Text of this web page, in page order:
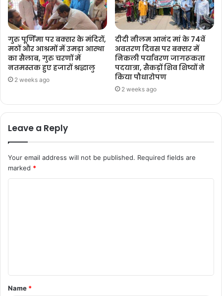
गुरु पूर्णिमा पर बक्सर के मंदिरों,
मठों और आश्रमों में उमड़ा आस्था
का सैलाब, गुरु चरणों में
नतमस्तक हुए हजारों श्रद्धालु
2 weeks ago
दीदी नीलम आनंद मां के 74वें
अवतरण दिवस पर बक्सर में
निकली पर्यावरण जागरूकता
पदयात्रा, सैकड़ों शिव शिष्यों ने
किया पौधारोपण
2 weeks ago
Leave a Reply
Your email address will not be published. Required fields are
marked *
Name *